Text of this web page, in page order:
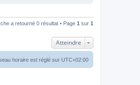
a retourné 0 résultat • Page 1 sur 1
Atteindre
horaire est réglé sur UTC+02:00